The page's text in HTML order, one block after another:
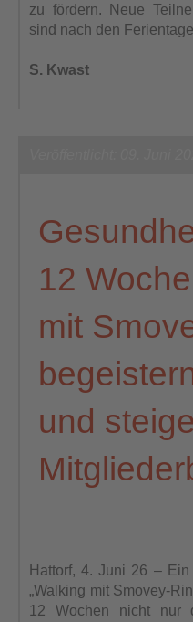
zu fördern. Neue
sind nach den
S. Kwast
12
mit
und
Hattorf, 4. Juni 26 –
„Walking mit Smovey-
12 Wochen nicht nur